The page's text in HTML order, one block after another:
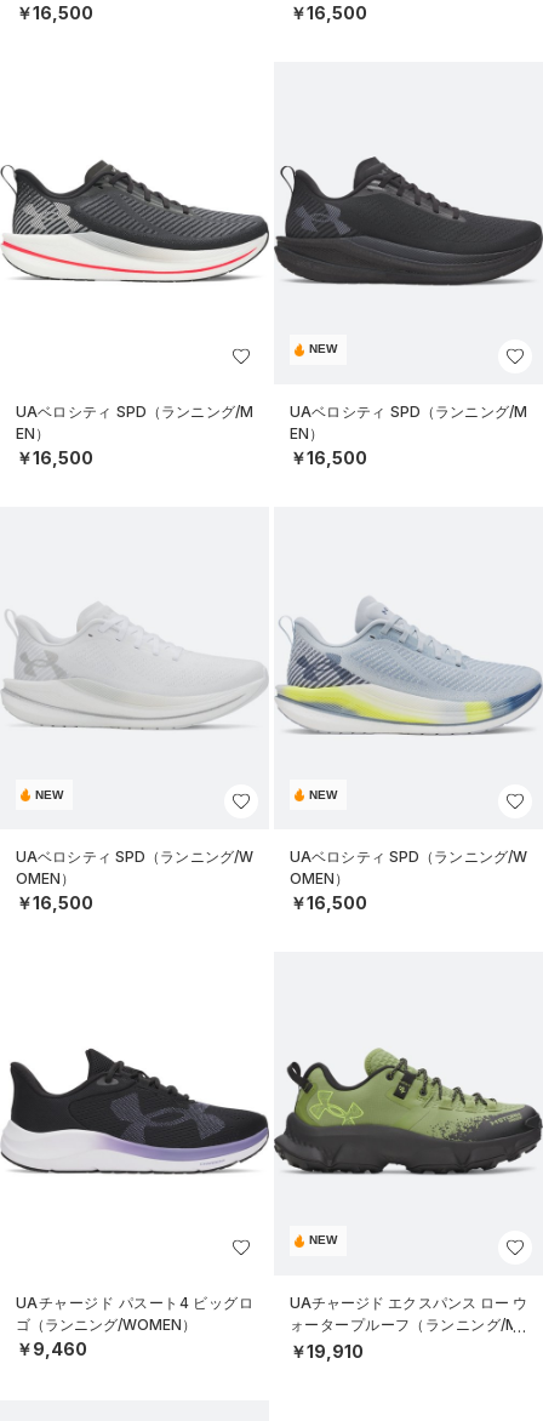
￥16,500 ￥16,500
UAベロシティ SPD（ランニング/M
EN）
￥16,500
NEW
UAベロシティ SPD（ランニング/M
EN）
￥16,500
NEW
UAベロシティ SPD（ランニング/W
OMEN）
￥16,500
NEW
UAベロシティ SPD（ランニング/W
OMEN）
￥16,500
UAチャージド パスート4 ビッグロ
ゴ（ランニング/WOMEN）
￥9,460
NEW
UAチャージド エクスパンス ロー ウ
ォータープルーフ（ランニング/ME
N）
￥19,910